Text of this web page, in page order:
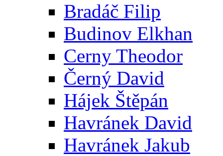
Bradáč Filip
Budinov Elkhan
Cerny Theodor
Černý David
Hájek Štěpán
Havránek David
Havránek Jakub